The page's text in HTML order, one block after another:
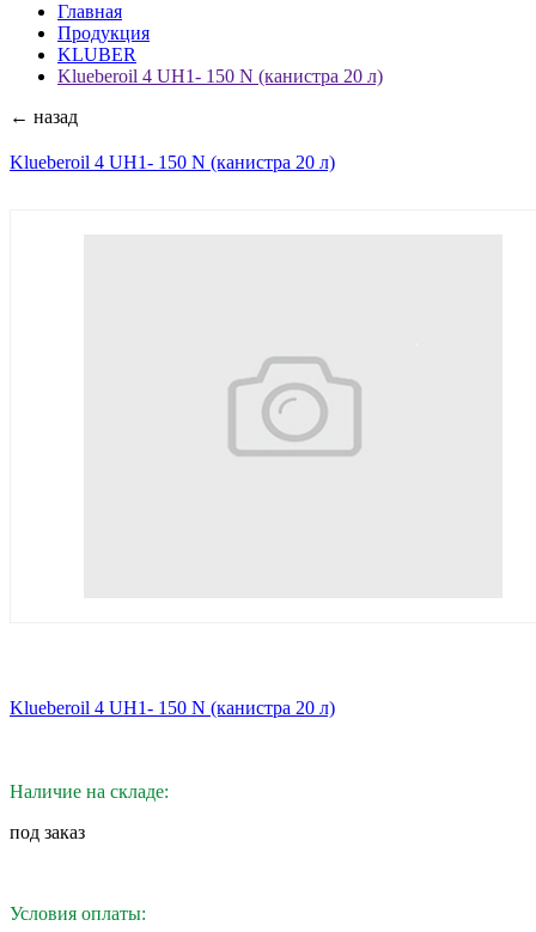
Главная
Продукция
KLUBER
Klueberoil 4 UH1- 150 N (канистра 20 л)
← назад
Klueberoil 4 UH1- 150 N (канистра 20 л)
Klueberoil 4 UH1- 150 N (канистра 20 л)
Наличие на складе:
под заказ
Условия оплаты: